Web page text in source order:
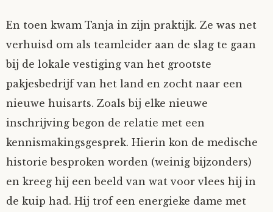
En toen kwam Tanja in zijn praktijk. Ze was net
verhuisd om als teamleider aan de slag te gaan
bij de lokale vestiging van het grootste
pakjesbedrijf van het land en zocht naar een
nieuwe huisarts. Zoals bij elke nieuwe
inschrijving begon de relatie met een
kennismakingsgesprek. Hierin kon de medische
historie besproken worden (weinig bijzonders)
en kreeg hij een beeld van wat voor vlees hij in
de kuip had. Hij trof een energieke dame met